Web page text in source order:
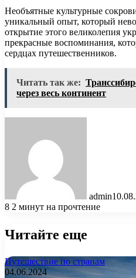
Необъятные культурные
уникальный опыт, который
открытие этого великолепия
прекрасные воспоминания,
сердцах путешественников.
Читать так же:
через весь континент
admin
8 2 минут на прочтение
Читайте еще
Путешествие по странам
04.06.2024